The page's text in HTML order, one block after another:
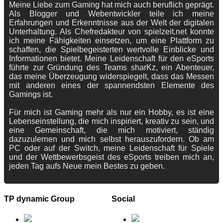
Meine Liebe zum Gaming hat mich auch beruflich geprägt.
Als Blogger und Webentwickler teile ich meine
Erfahrungen und Erkenntnisse aus der Welt der digitalen
Unterhaltung. Als Chefredakteur von spielzeit.net konnte
ich meine Fähigkeiten einsetzen, um eine Plattform zu
schaffen, die Spielbegeisterten wertvolle Einblicke und
Informationen bietet. Meine Leidenschaft für den eSports
führte zur Gründung des Teams sharKz, ein Abenteuer,
das meine Überzeugung widerspiegelt, dass das Messen
mit anderen eines der spannendsten Elemente des
Gamings ist.
Für mich ist Gaming mehr als nur ein Hobby, es ist eine
Lebenseinstellung, die mich inspiriert, kreativ zu sein, und
eine Gemeinschaft, die mich motiviert, ständig
dazuzulernen und mich selbst herauszufordern. Ob am
PC oder auf der Switch, meine Leidenschaft für Spiele
und der Wettbewerbsgeist des eSports treiben mich an,
jeden Tag aufs Neue mein Bestes zu geben.
TP dynamic Group Social